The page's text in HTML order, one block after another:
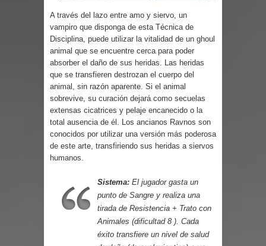
Los Monstruos más Buscados
Parte 09: Los Muertos Cuentan
Cuentos
Parte 08: Ultratumba
A través del lazo entre amo y siervo, un
vampiro que disponga de esta Técnica de
Disciplina, puede utilizar la vitalidad de un ghoul
animal que se encuentre cerca para poder
absorber el daño de sus heridas. Las heridas
que se transfieren destrozan el cuerpo del
animal, sin razón aparente. Si el animal
sobrevive, su curación dejará como secuelas
extensas cicatrices y pelaje encanecido o la
total ausencia de él. Los ancianos Ravnos son
conocidos por utilizar una versión más poderosa
de este arte, transfiriendo sus heridas a siervos
humanos.
Sistema: El jugador gasta un
punto de Sangre y realiza una
tirada de Resistencia + Trato con
Animales (dificultad 8 ). Cada
éxito transfiere un nivel de salud